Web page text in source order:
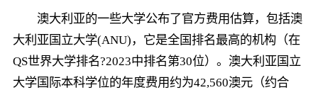
澳大利亚的一些大学公布了官方费用估算，包括澳
大利亚国立大学(ANU)，它是全国排名最高的机构（在
QS世界大学排名?2023中排名第30位）。澳大利亚国立
大学国际本科学位的年度费用约为42,560澳元（约合